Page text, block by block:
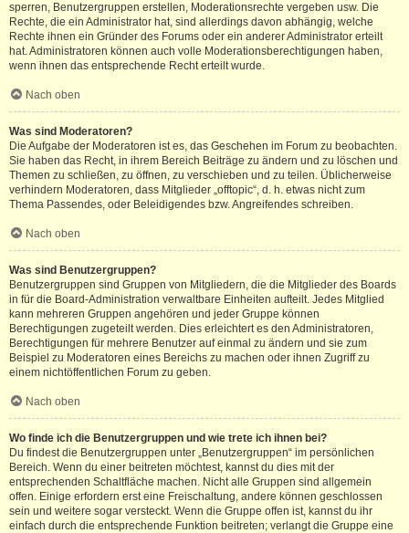
sperren, Benutzergruppen erstellen, Moderationsrechte vergeben usw. Die
Rechte, die ein Administrator hat, sind allerdings davon abhängig, welche
Rechte ihnen ein Gründer des Forums oder ein anderer Administrator erteilt
hat. Administratoren können auch volle Moderationsberechtigungen haben,
wenn ihnen das entsprechende Recht erteilt wurde.
Nach oben
Was sind Moderatoren?
Die Aufgabe der Moderatoren ist es, das Geschehen im Forum zu beobachten.
Sie haben das Recht, in ihrem Bereich Beiträge zu ändern und zu löschen und
Themen zu schließen, zu öffnen, zu verschieben und zu teilen. Üblicherweise
verhindern Moderatoren, dass Mitglieder „offtopic“, d. h. etwas nicht zum
Thema Passendes, oder Beleidigendes bzw. Angreifendes schreiben.
Nach oben
Was sind Benutzergruppen?
Benutzergruppen sind Gruppen von Mitgliedern, die die Mitglieder des Boards
in für die Board-Administration verwaltbare Einheiten aufteilt. Jedes Mitglied
kann mehreren Gruppen angehören und jeder Gruppe können
Berechtigungen zugeteilt werden. Dies erleichtert es den Administratoren,
Berechtigungen für mehrere Benutzer auf einmal zu ändern und sie zum
Beispiel zu Moderatoren eines Bereichs zu machen oder ihnen Zugriff zu
einem nichtöffentlichen Forum zu geben.
Nach oben
Wo finde ich die Benutzergruppen und wie trete ich ihnen bei?
Du findest die Benutzergruppen unter „Benutzergruppen“ im persönlichen
Bereich. Wenn du einer beitreten möchtest, kannst du dies mit der
entsprechenden Schaltfläche machen. Nicht alle Gruppen sind allgemein
offen. Einige erfordern erst eine Freischaltung, andere können geschlossen
sein und weitere sogar versteckt. Wenn die Gruppe offen ist, kannst du ihr
einfach durch die entsprechende Funktion beitreten; verlangt die Gruppe eine